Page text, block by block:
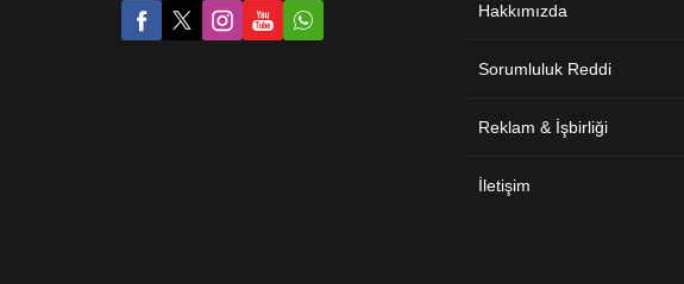
Hakkımızda
Sorumluluk Reddi
Reklam & İşbirliği
İletişim